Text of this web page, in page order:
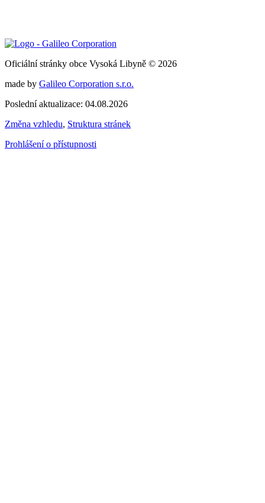
Oficiální stránky obce Vysoká Libyně © 2026
made by Galileo Corporation s.r.o.
Poslední aktualizace: 04.08.2026
Změna vzhledu, Struktura stránek
Prohlášení o přístupnosti